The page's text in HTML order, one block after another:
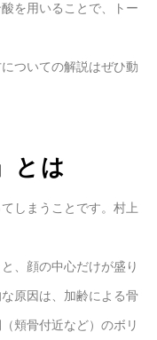
を用いることで、トー
ついての解説はぜひ動
とは
しまうことです。村上
、顔の中心だけが盛り
原因は、加齢による骨
頬骨付近など）のボリ